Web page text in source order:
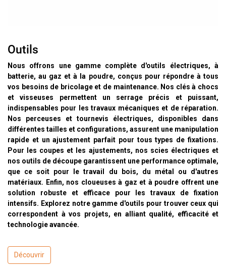
Outils
Nous offrons une gamme complète d'outils électriques, à
batterie, au gaz et à la poudre, conçus pour répondre à tous
vos besoins de bricolage et de maintenance. Nos clés à chocs
et visseuses permettent un serrage précis et puissant,
indispensables pour les travaux mécaniques et de réparation.
Nos perceuses et tournevis électriques, disponibles dans
différentes tailles et configurations, assurent une manipulation
rapide et un ajustement parfait pour tous types de fixations.
Pour les coupes et les ajustements, nos scies électriques et
nos outils de découpe garantissent une performance optimale,
que ce soit pour le travail du bois, du métal ou d'autres
matériaux. Enfin, nos cloueuses à gaz et à poudre offrent une
solution robuste et efficace pour les travaux de fixation
intensifs. Explorez notre gamme d'outils pour trouver ceux qui
correspondent à vos projets, en alliant qualité, efficacité et
technologie avancée.
Découvrir